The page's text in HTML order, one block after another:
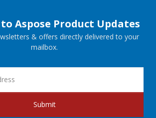
Aspose Product Updates
& offers directly delivered to your
mailbox.
Submit